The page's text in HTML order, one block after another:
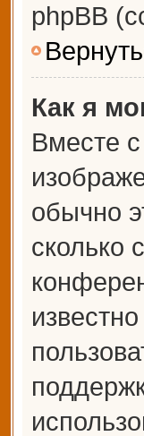
phpBB
Как я
Вместе
обычно
сколько